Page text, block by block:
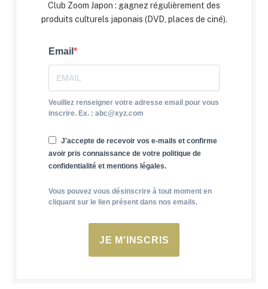
Club Zoom Japon : gagnez régulièrement des
produits culturels japonais (DVD, places de ciné).
Email
Veuillez renseigner votre adresse email pour vous
inscrire. Ex. : abc@xyz.com
J'accepte de recevoir vos e-mails et confirme
avoir pris connaissance de votre politique de
confidentialité et mentions légales.
Vous pouvez vous désinscrire à tout moment en
cliquant sur le lien présent dans nos emails.
JE M'INSCRIS